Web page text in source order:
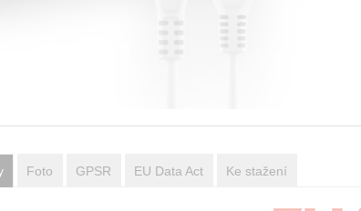
Foto GPSR EU Data Act Ke stažení